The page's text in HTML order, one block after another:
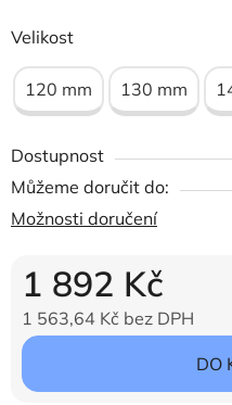
Velikost
120 mm 130 mm
Dostupnost
Můžeme doručit do:
Možnosti doručení
1 892 Kč
1 563,64 Kč bez DPH
Měrná cena:
DO